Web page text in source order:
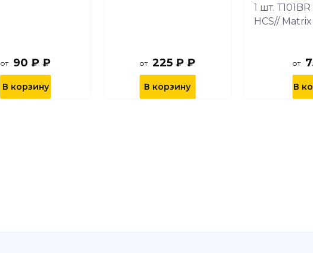
от 90 ₽ ₽
В корзину
от 225 ₽ ₽
В корзину
1 шт.
HCS//
от
В